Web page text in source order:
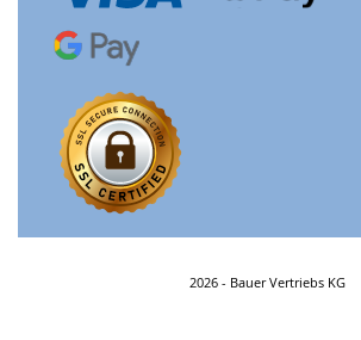
2026 - Bauer Vertriebs KG